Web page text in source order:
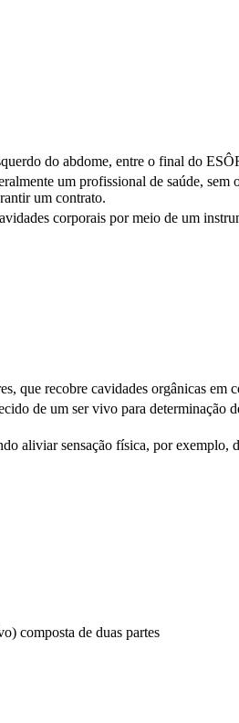
do abdome, entre o final do
um profissional de saúde,
um contrato.
corporais por meio de um
que recobre cavidades orgânicas
de um ser vivo para
aliviar sensação física, por
composta de duas partes